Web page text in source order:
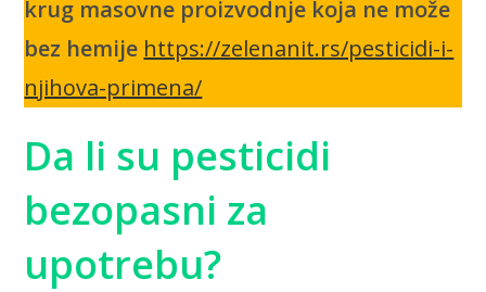
krug masovne proizvodnje koja ne može
bez hemije https://zelenanit.rs/pesticidi-i-
njihova-primena/
Da li su pesticidi
bezopasni za
upotrebu?